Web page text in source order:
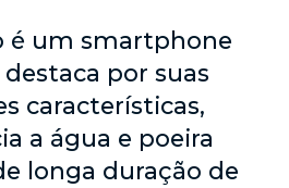
é um smartphone
por suas
características,
a água e poeira
longa duração de